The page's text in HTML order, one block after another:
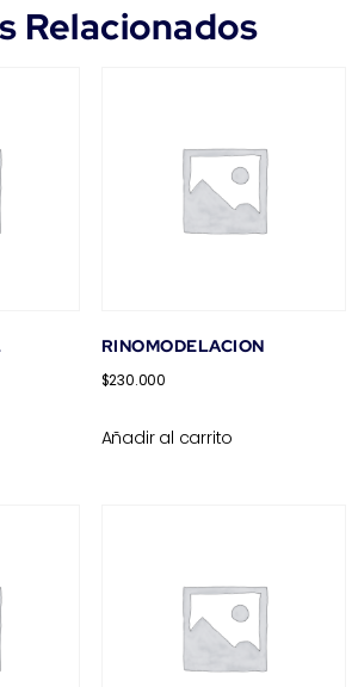
Relacionados
RINOMODELACION
$230.000
Añadir al carrito